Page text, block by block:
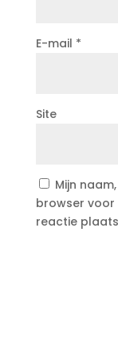
E-mail *
Site
Mijn
browser voor
reactie